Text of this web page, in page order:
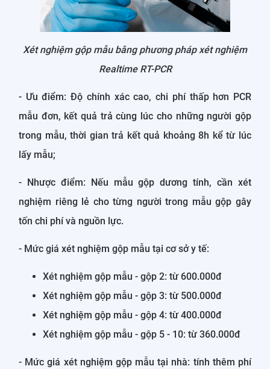
Xét nghiệm gộp mẫu bằng phương pháp xét nghiệm
Realtime RT-PCR
- Ưu điểm: Độ chính xác cao, chi phí thấp hơn PCR
mẫu đơn, kết quả trả cùng lúc cho những người gộp
trong mẫu, thời gian trả kết quả khoảng 8h kể từ lúc
lấy mẫu;
- Nhược điểm: Nếu mẫu gộp dương tính, cần xét
nghiệm riêng lẻ cho từng người trong mẫu gộp gây
tốn chi phí và nguồn lực.
- Mức giá xét nghiệm gộp mẫu tại cơ sở y tế:
Xét nghiệm gộp mẫu - gộp 2: từ 600.000đ
Xét nghiệm gộp mẫu - gộp 3: từ 500.000đ
Xét nghiệm gộp mẫu - gộp 4: từ 400.000đ
Xét nghiệm gộp mẫu - gộp 5 - 10: từ 360.000đ
- Mức giá xét nghiệm gộp mẫu tại nhà: tính thêm phí